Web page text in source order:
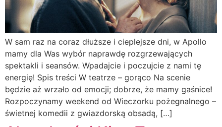
W sam raz na coraz dłuższe i cieplejsze dni, w Apollo
mamy dla Was wybór naprawdę rozgrzewających
spektakli i seansów. Wpadajcie i poczujcie z nami tę
energię! Spis treści W teatrze – gorąco Na scenie
będzie aż wrzało od emocji; dobrze, że mamy gaśnice!
Rozpoczynamy weekend od Wieczorku pożegnalnego –
świetnej komedii z gwiazdorską obsadą, […]